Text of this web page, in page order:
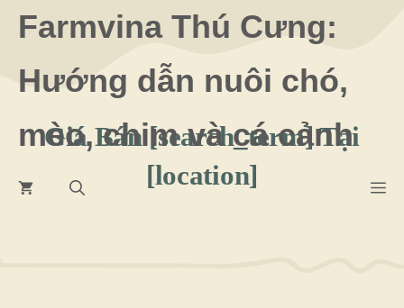
Chuyển
đến
nội
Farmvina Thú Cưng:
Hướng dẫn nuôi chó,
mèo, chim và cá cảnh
Giá Bán [search_term] Tại
[location]